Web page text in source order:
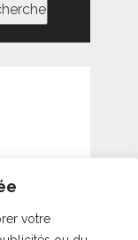
votre